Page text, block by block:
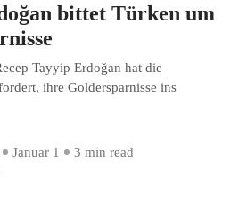
bittet Türken um
Tayyip Erdoğan hat die
ihre Goldersparnisse ins
Januar 1 3 min read